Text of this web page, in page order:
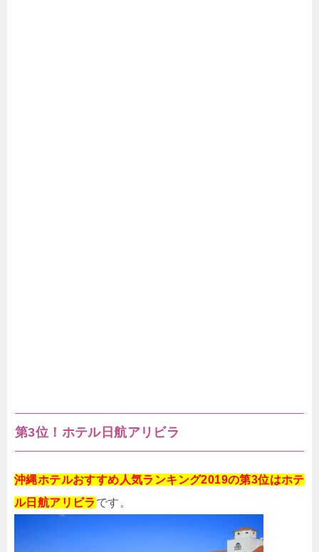
第3位！ホテル日航アリビラ
沖縄ホテルおすすめ人気ランキング2019の第3位はホテ
ル日航アリビラ です。